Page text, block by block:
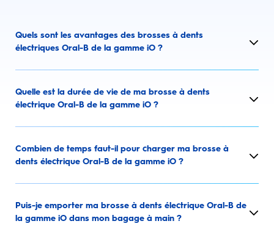
Quels sont les avantages des brosses à dents
électriques Oral-B de la gamme iO ?
Quelle est la durée de vie de ma brosse à dents
électrique Oral-B de la gamme iO ?
Combien de temps faut-il pour charger ma brosse à
dents électrique Oral-B de la gamme iO ?
Puis-je emporter ma brosse à dents électrique Oral-B de
la gamme iO dans mon bagage à main ?